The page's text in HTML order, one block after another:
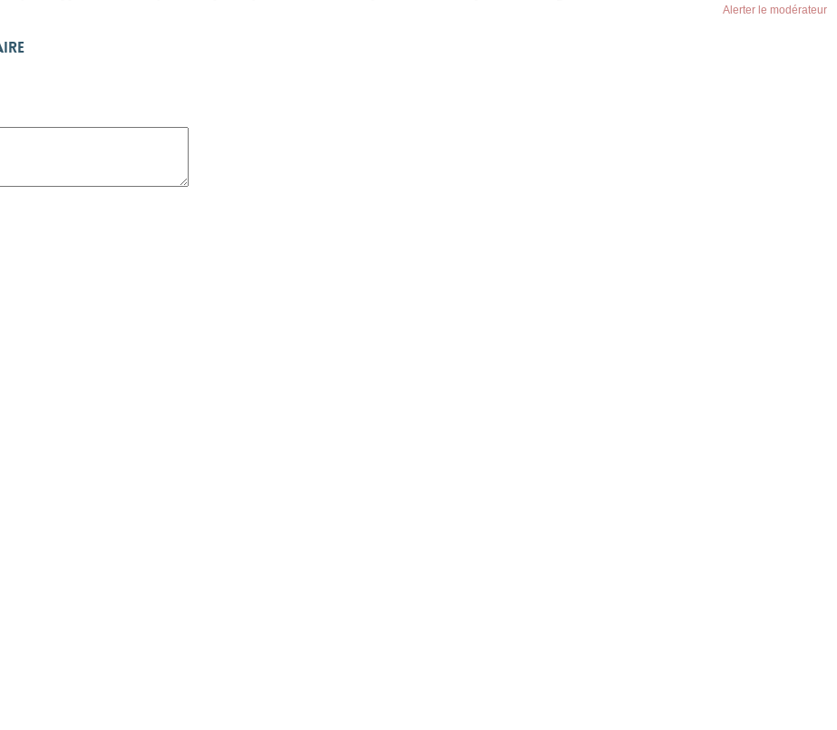
Alerter le modérateur